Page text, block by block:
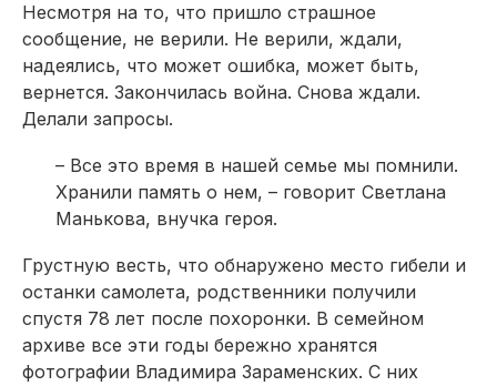
Несмотря на то, что пришло страшное
сообщение, не верили. Не верили, ждали,
надеялись, что может ошибка, может быть,
вернется. Закончилась война. Снова ждали.
Делали запросы.
– Все это время в нашей семье мы помнили.
Хранили память о нем, – говорит Светлана
Манькова, внучка героя.
Грустную весть, что обнаружено место гибели и
останки самолета, родственники получили
спустя 78 лет после похоронки. В семейном
архиве все эти годы бережно хранятся
фотографии Владимира Зараменских. С них